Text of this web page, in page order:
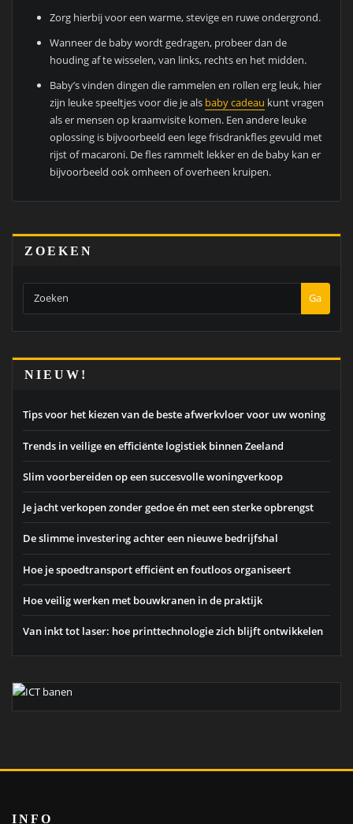
Zorg hierbij voor een warme, stevige en ruwe ondergrond.
Wanneer de baby wordt gedragen, probeer dan de
houding af te wisselen, van links, rechts en het midden.
Baby’s vinden dingen die rammelen en rollen erg leuk, hier
zijn leuke speeltjes voor die je als baby cadeau kunt vragen
als er mensen op kraamvisite komen. Een andere leuke
oplossing is bijvoorbeeld een lege frisdrankfles gevuld met
rijst of macaroni. De fles rammelt lekker en de baby kan er
bijvoorbeeld ook omheen of overheen kruipen.
ZOEKEN
Ga
NIEUW!
Tips voor het kiezen van de beste afwerkvloer voor uw woning
Trends in veilige en efficiënte logistiek binnen Zeeland
Slim voorbereiden op een succesvolle woningverkoop
Je jacht verkopen zonder gedoe én met een sterke opbrengst
De slimme investering achter een nieuwe bedrijfshal
Hoe je spoedtransport efficiënt en foutloos organiseert
Hoe veilig werken met bouwkranen in de praktijk
Van inkt tot laser: hoe printtechnologie zich blijft ontwikkelen
INFO